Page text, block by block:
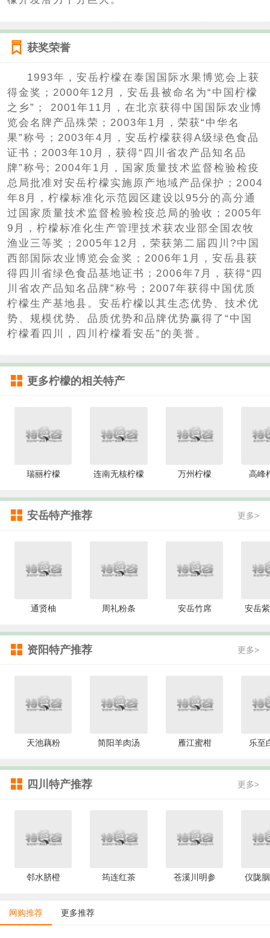
获奖荣誉
1993年，安岳柠檬在泰国国际水果博览会上获
得金奖；2000年12月，安岳县被命名为“中国柠檬
之乡”； 2001年11月，在北京获得中国国际农业博
览会名牌产品殊荣；2003年1月，荣获“中华名
果”称号；2003年4月，安岳柠檬获得A级绿色食品
证书；2003年10月，获得“四川省农产品知名品
牌”称号; 2004年1月，国家质量技术监督检验检疫
总局批准对安岳柠檬实施原产地域产品保护；2004
年8月，柠檬标准化示范园区建设以95分的高分通
过国家质量技术监督检验检疫总局的验收；2005年
9月，柠檬标准化生产管理技术获农业部全国农牧
渔业三等奖；2005年12月，荣获第二届四川?中国
西部国际农业博览会金奖；2006年1月，安岳县获
得四川省绿色食品基地证书；2006年7月，获得“四
川省农产品知名品牌”称号；2007年获得中国优质
柠檬生产基地县。安岳柠檬以其生态优势、技术优
势、规模优势、品质优势和品牌优势赢得了“中国
柠檬看四川，四川柠檬看安岳”的美誉。
更多柠檬的相关特产
瑞丽柠檬 连南无核柠檬 万州柠檬 高峰
安岳特产推荐 更多>
通贤柚 周礼粉条 安岳竹席 安岳
资阳特产推荐 更多>
天池藕粉 简阳羊肉汤 雁江蜜柑 乐至
四川特产推荐 更多>
邻水脐橙 筠连红茶 苍溪川明参 仪陇
网购推荐 更多推荐